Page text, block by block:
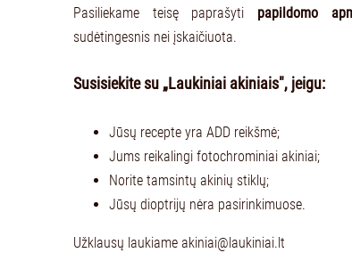
Pasiliekame teisę paprašyti papildomo
sudėtingesnis nei įskaičiuota.
Susisiekite su „Laukiniai akiniais", jeigu:
Jūsų recepte yra ADD reikšmė;
Jums reikalingi fotochrominiai akiniai;
Norite tamsintų akinių stiklų;
Jūsų dioptrijų nėra pasirinkimuose.
Užklausų laukiame akiniai@laukiniai.lt